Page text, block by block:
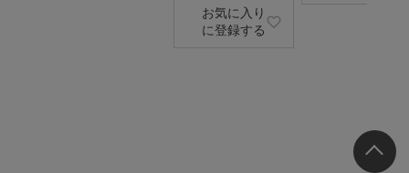
お気に入り
に登録する